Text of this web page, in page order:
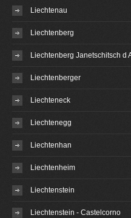
Liechtenau
Liechtenberg
Liechtenberg Janetschitsch d
Liechtenberger
Liechteneck
Liechtenegg
Liechtenhan
Liechtenheim
Liechtenstein
Liechtenstein - Castelcorno